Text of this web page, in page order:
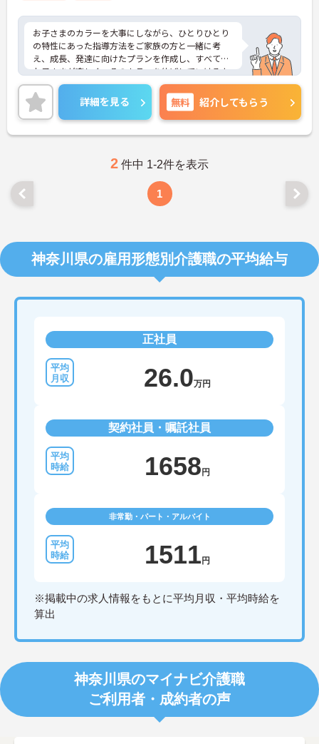
お子さまのカラーを大事にしながら、ひとりひとり
の特性にあった指導方法をご家族の方と一緒に考
え、成長、発達に向けたプランを作成し、すべての
お子さまが楽しく、そのカラーを伸ばしていけるよ
うに、各専門職が一眼となり全力でサポートしてい
ます。充実したワークライフバランスのもと、将来
的にもライフイベントを乗り越えて活躍できる環境
が整っており安心して長くご就業いただけます。子
どもが好きで子どもと関わる仕事をしたい方、育児
方、新しいことにチャレンジしていきたいという志
向性のある方などのご応募歓迎です。
ご興味ある方には、面接のポイントなど、さらに詳
細をお話致しますのでお気軽にご相談ください。
詳細を見る 無料 紹介してもらう
2 件中 1-2件を表示
1
神奈川県の雇用形態別介護職の平均給与
正社員
26.0万円
契約社員・嘱託社員
1658 円
非常勤・パート・アルバイト
1511 円
※掲載中の求人情報をもとに平均月収・平均時給を
算出
神奈川県のマイナビ介護職
ご利用者・成約者の声